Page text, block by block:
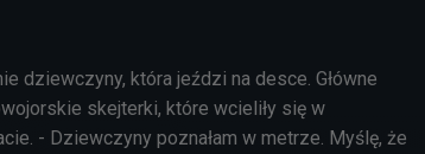
dziewczyny, która jeździ na desce. Główne
skejterki, które wcieliły się w
- Dziewczyny poznałam w metrze. Myślę, że